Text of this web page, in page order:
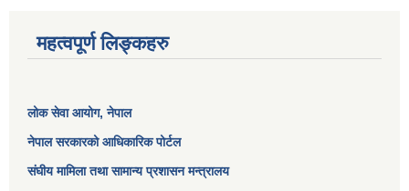
महत्वपूर्ण लिङ्कहरु
लोक सेवा आयोग, नेपाल
नेपाल सरकारको आधिकारिक पोर्टल
संघीय मामिला तथा सामान्य प्रशासन मन्त्रालय